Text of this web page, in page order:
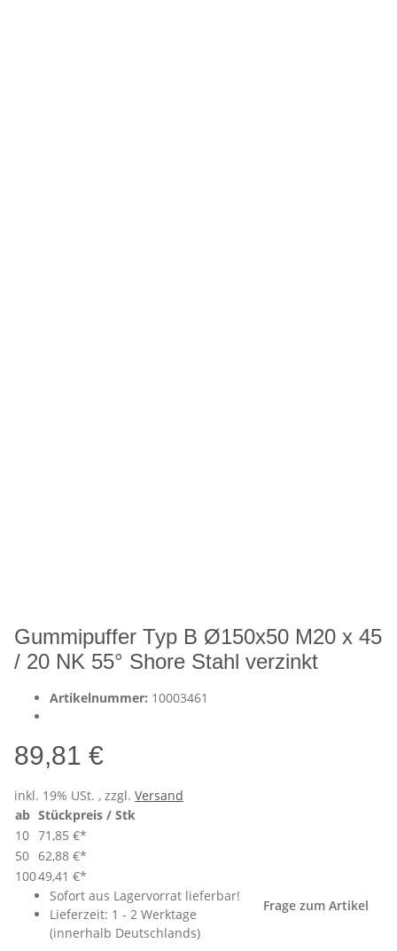
Gummipuffer Typ B Ø150x50 M20 x 45
/ 20 NK 55° Shore Stahl verzinkt
Artikelnummer: 10003461
89,81 €
inkl. 19% USt. , zzgl. Versand
ab Stückpreis / Stk
10 71,85 €*
50 62,88 €*
10049,41 €*
Sofort aus Lagervorrat lieferbar!
Lieferzeit: 1 - 2 Werktage
(innerhalb Deutschlands)
Frage zum Artikel